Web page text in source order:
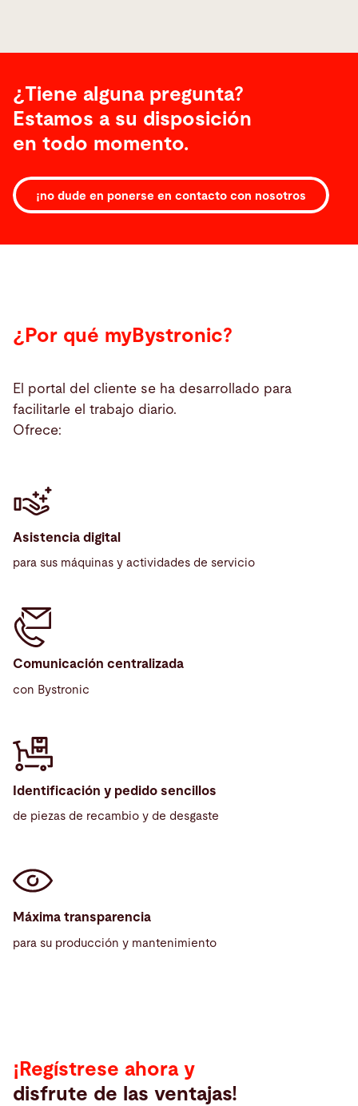
¿Tiene alguna pregunta?
Estamos a su disposición
en todo momento.
¡no dude en ponerse en contacto con nosotros
¿Por qué myBystronic?
El portal del cliente se ha desarrollado para
facilitarle el trabajo diario.
Ofrece:
Asistencia digital
para sus máquinas y actividades de servicio
Comunicación centralizada
con Bystronic
Identificación y pedido sencillos
de piezas de recambio y de desgaste
Máxima transparencia
para su producción y mantenimiento
¡Regístrese ahora y
disfrute de las ventajas!